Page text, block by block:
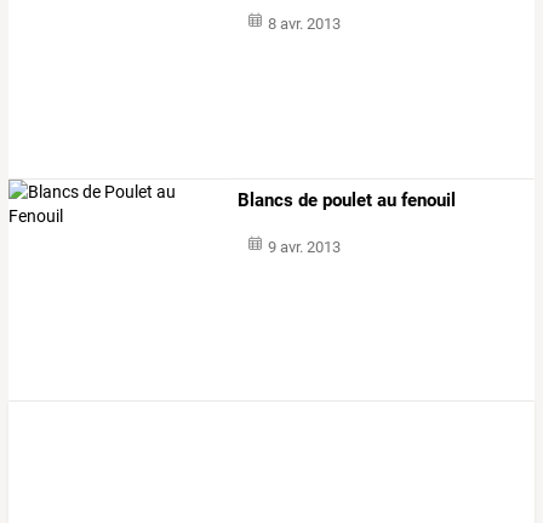
8 avr. 2013
Blancs de poulet au fenouil
9 avr. 2013